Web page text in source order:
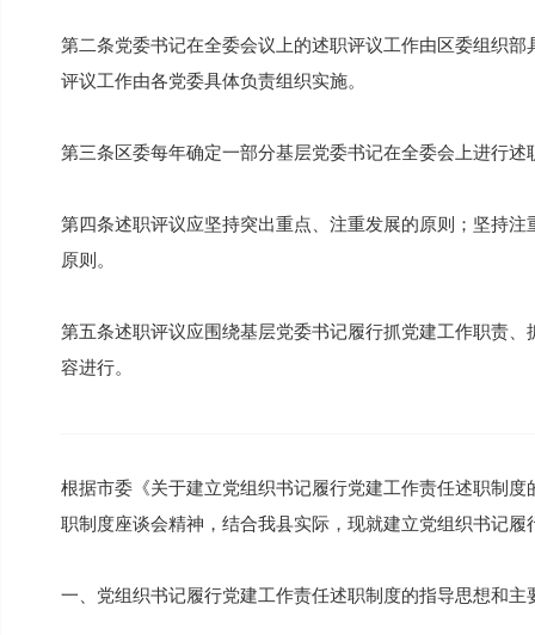
第二条党委书记在全委会议上的述职评议工作由区委组织
评议工作由各党委具体负责组织实施。
第三条区委每年确定一部分基层党委书记在全委会上进行
第四条述职评议应坚持突出重点、注重发展的原则；坚持
原则。
第五条述职评议应围绕基层党委书记履行抓党建工作职责
容进行。
根据市委《关于建立党组织书记履行党建工作责任述职制
职制度座谈会精神，结合我县实际，现就建立党组织书记
一、党组织书记履行党建工作责任述职制度的指导思想和主